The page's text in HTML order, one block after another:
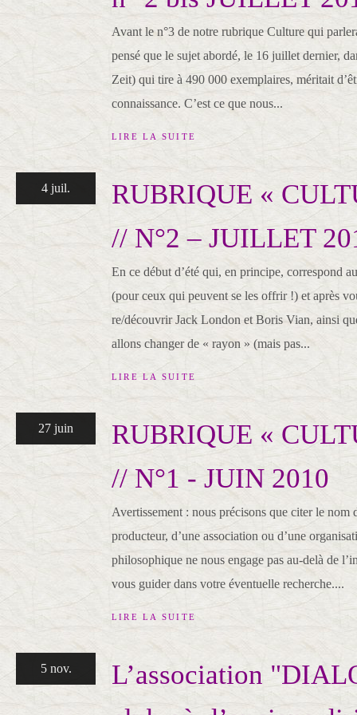
Avant le n°3 de notre rubrique Culture qui
pensé que le sujet abordé, le 16 juillet dernier,
Zeit) qui tire à 490 000 exemplaires, méritait
connaissance. C’est ce que nous...
LIRE LA SUITE
4 juil.
RUBRIQUE «
// N°2 – JUILLET
En ce début d’été qui, en principe, correspond
(pour ceux qui peuvent se les offrir !) et après
re/découvrir Jack London et Boris Vian, ainsi
allons changer de « rayon » (mais pas...
LIRE LA SUITE
27 juin
RUBRIQUE «
// N°1 - JUIN 2010
Avertissement : nous précisons que citer le nom
producteur, d’une association ou d’une
philosophique ne nous engage pas au-delà de
vous guider dans votre éventuelle recherche....
LIRE LA SUITE
5 nov.
L’association